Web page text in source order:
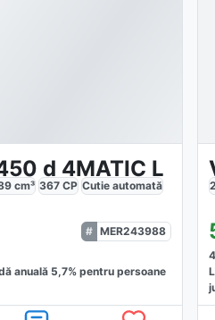
d 4MATIC L
cm³ 367 CP Cutie automată
MER243988
anuală 5,7% pentru persoane